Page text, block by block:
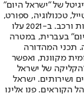
של "ישראל היום"
טכנולוגיה, ספורט,
כלכלה וצרכנות, בריאות, חיילים, אוכל, יהדות, תיירות ורכב. ב-2021 עלו
בעברית, במטרה
תכני המהדורה
מקוונת, ואפשר
של ישראל
ושירותים. ישראל
הקוראים. פנו אלינו